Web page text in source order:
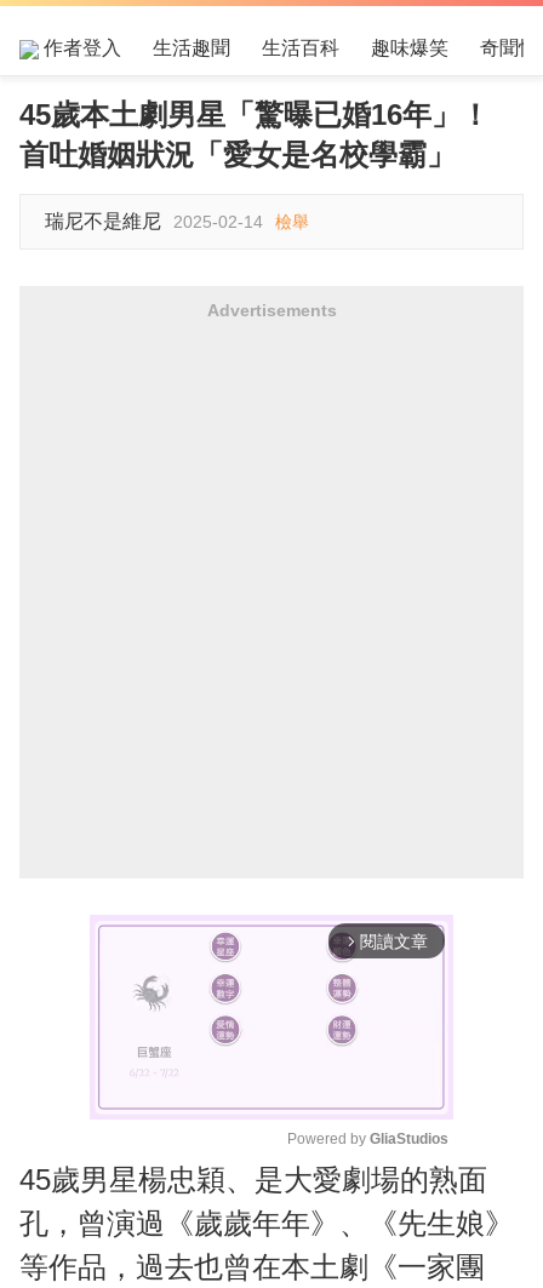
作者登入 生活趣聞 生活百科 趣味爆笑 奇聞怪
45歲本土劇男星「驚曝已婚16年」！
首吐婚姻狀況「愛女是名校學霸」
瑞尼不是維尼 2025-02-14 檢舉
Advertisements
arrow_forward_ios 閱讀文章
M
Powered by GliaStudios
45歲男星楊忠穎、是大愛劇場的熟面
孔，曾演過《歲歲年年》、《先生娘》
等作品，過去也曾在本土劇《一家團